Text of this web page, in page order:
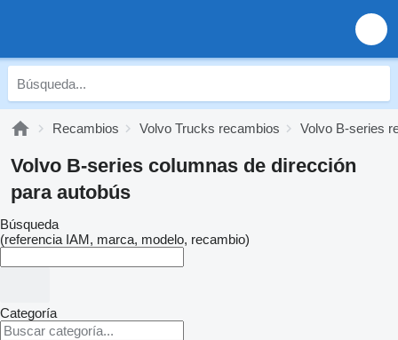
Recambios Volvo Trucks recambios Volvo B-series
Volvo B-series columnas de dirección
para autobús
Búsqueda
(referencia IAM, marca, modelo, recambio)
Categoría